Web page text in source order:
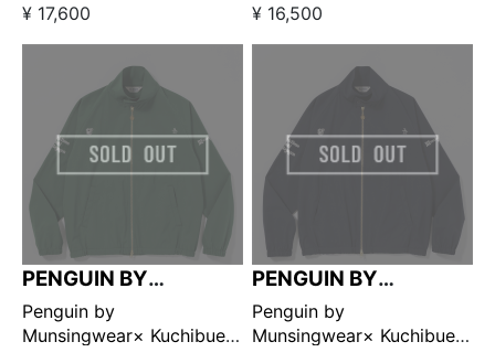
リティプルオーバーベスト
ベージュ 【GO/LOOK!限定
¥ 17,600
クジャガードコンフォート
ポロシャツ ベージュ
【GO/LOOK!限定販売】
¥ 16,500
PENGUIN BY
MUNSINGWEAR
Penguin by
Munsingwear× Kuchibue
PENGUIN BY
MUNSINGWEAR
Penguin by
Munsingwear× Kuchibue